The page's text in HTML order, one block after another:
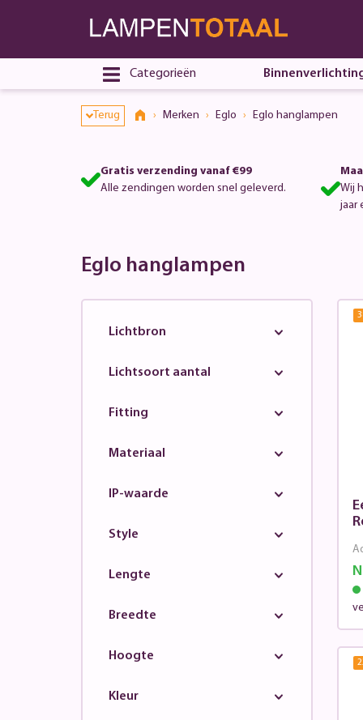
Categorieën
Terug Merken Eglo Eglo hanglampen
Gratis verzending vanaf €99
Alle zendingen worden snel geleverd.
Wij
jaar
Eglo hanglampen
Lichtbron
Lichtsoort aantal
Fitting
Materiaal
IP-waarde
Style
Lengte
Breedte
Hoogte
Kleur